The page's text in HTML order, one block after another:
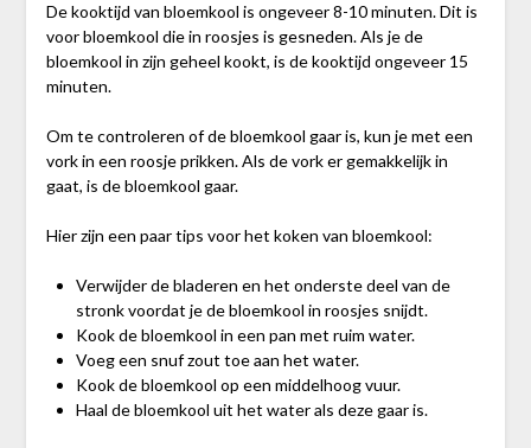
De kooktijd van bloemkool is ongeveer 8-10 minuten. Dit is
voor bloemkool die in roosjes is gesneden. Als je de
bloemkool in zijn geheel kookt, is de kooktijd ongeveer 15
minuten.
Om te controleren of de bloemkool gaar is, kun je met een
vork in een roosje prikken. Als de vork er gemakkelijk in
gaat, is de bloemkool gaar.
Hier zijn een paar tips voor het koken van bloemkool:
Verwijder de bladeren en het onderste deel van de
stronk voordat je de bloemkool in roosjes snijdt.
Kook de bloemkool in een pan met ruim water.
Voeg een snuf zout toe aan het water.
Kook de bloemkool op een middelhoog vuur.
Haal de bloemkool uit het water als deze gaar is.